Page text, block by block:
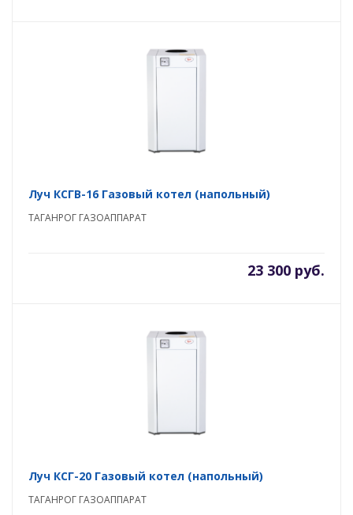
Луч КСГВ-16 Газовый котел (напольный)
ТАГАНРОГ ГАЗОАППАРАТ
23 300 руб.
Луч КСГ-20 Газовый котел (напольный)
ТАГАНРОГ ГАЗОАППАРАТ